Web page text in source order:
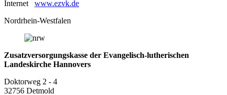
Internet www.ezvk.de
Nordrhein-Westfalen
Zusatzversorgungskasse der Evangelisch-lutherischen
Landeskirche Hannovers
Doktorweg 2 - 4
32756 Detmold